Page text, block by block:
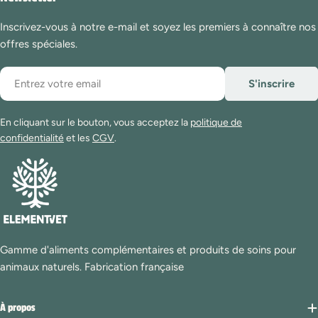
Gamme d'aliments complémentaires et produits de soins pour
animaux naturels. Fabrication française
À propos
Inscrivez-vous à notre e-mail et soyez les premiers à connaître nos
offres spéciales.
E-
mail
S'inscrire
En cliquant sur le bouton, vous acceptez la politique de
confidentialité et les CGV.